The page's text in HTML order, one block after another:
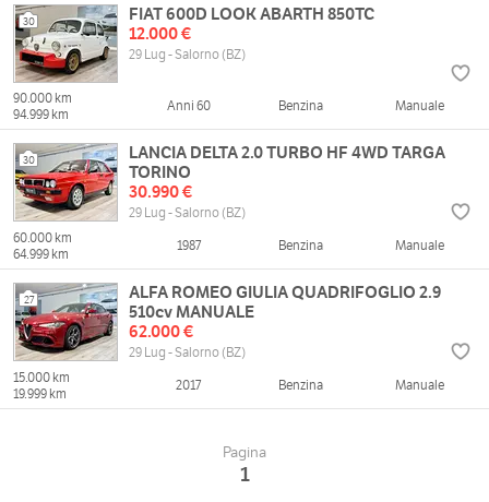
30
FIAT 600D LOOK ABARTH 850TC
12.000 €
29 Lug - Salorno (BZ)
90.000 km
94.999 km
Anni 60 Benzina Manuale
30
LANCIA DELTA 2.0 TURBO HF 4WD TARGA
TORINO
30.990 €
29 Lug - Salorno (BZ)
60.000 km
64.999 km
1987 Benzina Manuale
27
ALFA ROMEO GIULIA QUADRIFOGLIO 2.9
510cv MANUALE
62.000 €
29 Lug - Salorno (BZ)
15.000 km
19.999 km
2017 Benzina Manuale
Pagina
1